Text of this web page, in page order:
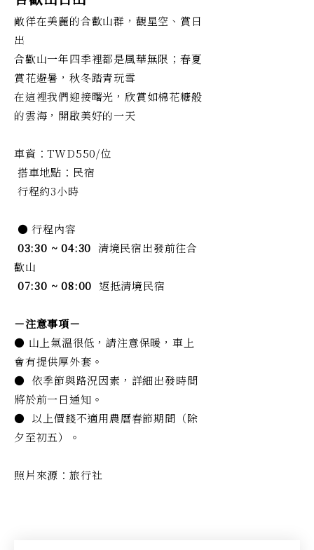
敞徉在美麗的合歡山群，觀星空、賞日
出
合歡山一年四季裡都是風華無限；春夏
賞花避暑，秋冬踏青玩雪
在這裡我們迎接曙光，欣賞如棉花糖般
的雲海，開啟美好的一天
車資：TWD550/位
搭車地點：民宿
行程約3小時
● 行程內容
03:30 ~ 04:30 清境民宿出發前往合
歡山
07:30 ~ 08:00 返抵清境民宿
－注意事項－
● 山上氣溫很低，請注意保暖，車上
會有提供厚外套。
● 依季節與路況因素，詳細出發時間
將於前一日通知。
● 以上價錢不適用農曆春節期間（除
夕至初五）。
照片來源：旅行社